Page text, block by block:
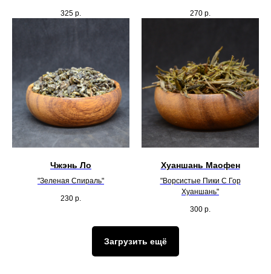
325 р. 270 р.
Чжэнь Ло
"Зеленая Спираль"
230 р.
Хуаншань Маофен
"Ворсистые Пики С Гор
Хуаншань"
300 р.
Загрузить ещё